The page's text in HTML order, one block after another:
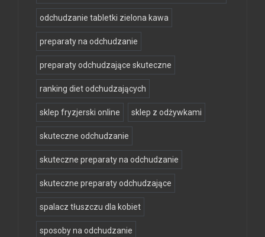
odchudzanie tabletki zielona kawa
preparaty na odchudzanie
preparaty odchudzające skuteczne
ranking diet odchudzających
sklep fryzjerski online sklep z odżywkami
skuteczne odchudzanie
skuteczne preparaty na odchudzanie
skuteczne preparaty odchudzające
spalacz tłuszczu dla kobiet
sposoby na odchudzanie